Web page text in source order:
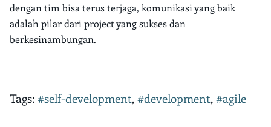
dengan tim bisa terus terjaga, komunikasi yang baik
adalah pilar dari project yang sukses dan
berkesinambungan.
Tags:#self-development,#development,#agile